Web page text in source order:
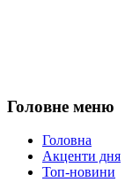
Головне меню
Головна
Акценти дня
Топ-новини